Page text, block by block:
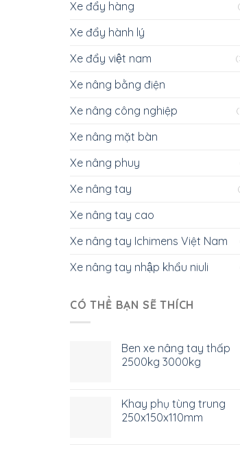
Xe đẩy hàng
Xe đẩy hành lý
Xe đẩy việt nam
Xe nâng bằng điện
Xe nâng công nghiệp
Xe nâng mặt bàn
Xe nâng phuy
Xe nâng tay
Xe nâng tay cao
Xe nâng tay Ichimens Việt Nam
Xe nâng tay nhập khẩu niuli
CÓ THỂ BẠN SẼ THÍCH
Ben xe nâng tay thấp
2500kg 3000kg
Khay phụ tùng trung
250x150x110mm